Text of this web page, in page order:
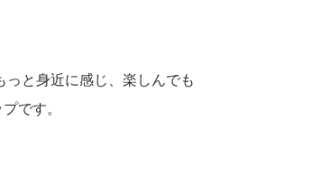
と身近に感じ、楽しんでも
です。